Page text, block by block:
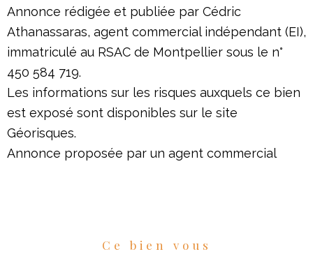
Annonce rédigée et publiée par Cédric
Athanassaras, agent commercial indépendant (EI),
immatriculé au RSAC de Montpellier sous le n°
450 584 719.
Les informations sur les risques auxquels ce bien
est exposé sont disponibles sur le site
Géorisques.
Annonce proposée par un agent commercial
Ce bien vous